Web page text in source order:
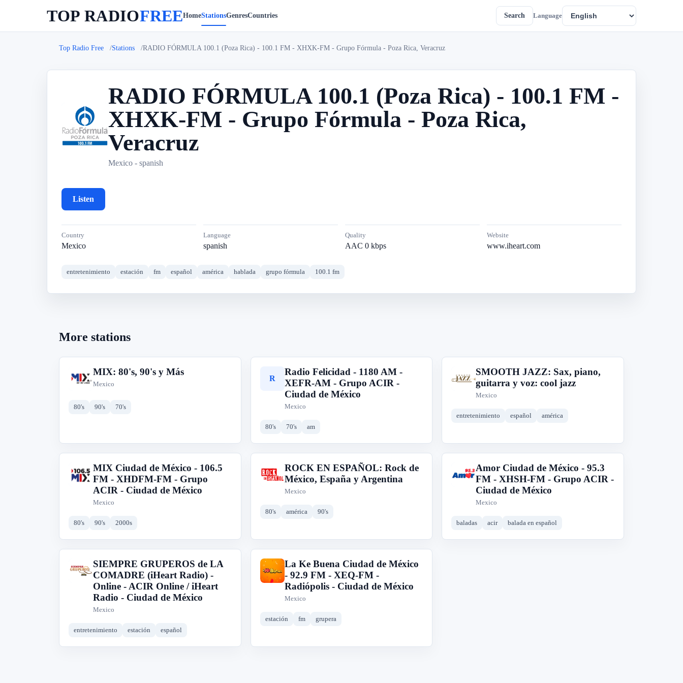
TOP RADIOFREEHomeStationsGenresCountries Search Language
Top Radio Free Stations RADIO FÓRMULA 100.1 (Poza Rica) - 100.1 FM - XHXK-FM - Grupo Fórmula - Poza Rica, Veracruz
R
RADIO FÓRMULA 100.1 (Poza Rica) - 100.1 FM -
XHXK-FM - Grupo Fórmula - Poza Rica,
Veracruz
Mexico - spanish
Listen
Country
Mexico
Language
spanish
Quality
AAC 0 kbps
Website
www.iheart.com
entretenimiento estación fm español américa hablada grupo fórmula 100.1 fm
More stations
M
MIX: 80's, 90's y Más
Mexico
80's 90's 70's
R
Radio Felicidad - 1180 AM -
XEFR-AM - Grupo ACIR -
Ciudad de México
Mexico
80's 70's am
S
SMOOTH JAZZ: Sax, piano,
guitarra y voz: cool jazz
Mexico
entretenimiento español américa
M
MIX Ciudad de México - 106.5
FM - XHDFM-FM - Grupo
ACIR - Ciudad de México
Mexico
80's 90's 2000s
R
ROCK EN ESPAÑOL: Rock de
México, España y Argentina
Mexico
80's américa 90's
A
Amor Ciudad de México - 95.3
FM - XHSH-FM - Grupo ACIR -
Ciudad de México
Mexico
baladas acir balada en español
S
SIEMPRE GRUPEROS de LA
COMADRE (iHeart Radio) -
Online - ACIR Online / iHeart
Radio - Ciudad de México
Mexico
entretenimiento estación español
L
La Ke Buena Ciudad de México
- 92.9 FM - XEQ-FM -
Radiópolis - Ciudad de México
Mexico
estación fm grupera